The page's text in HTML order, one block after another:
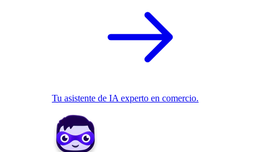
Tu asistente de IA experto en comercio.